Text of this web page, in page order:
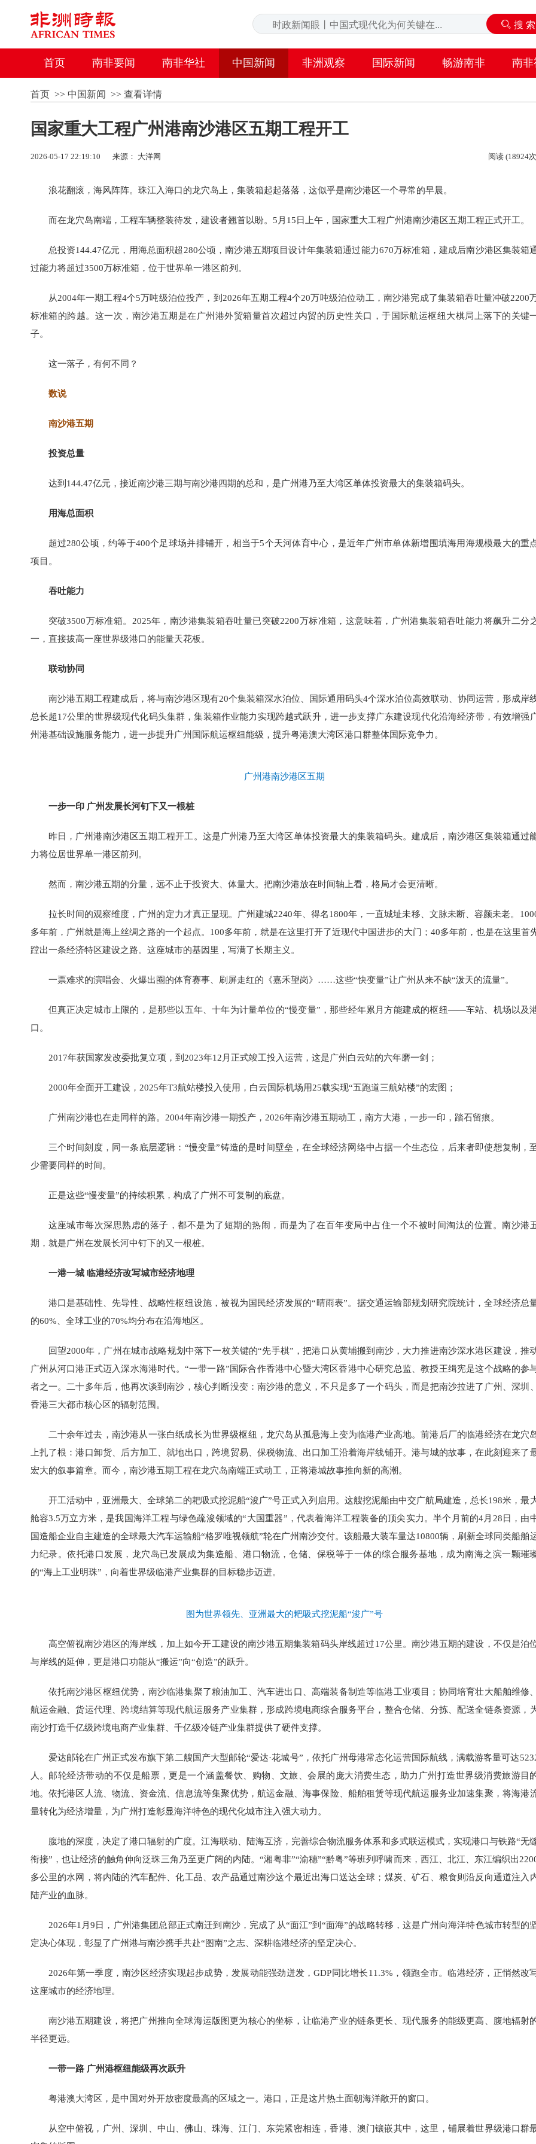
首页 南非要闻 南非华社 中国新闻 非洲观察 国际新闻 畅游南非 南非
首页>> 中国新闻 >> 查看详情
国家重大工程广州港南沙港区五期工程开工
2026-05-17 22:19:10 来源： 大洋网 阅读 (18924
浪花翻滚，海风阵阵。珠江入海口的龙穴岛上，集装箱起起落落，这似乎是南沙港区一个寻常的早晨。
而在龙穴岛南端，工程车辆整装待发，建设者翘首以盼。5月15日上午，国家重大工程广州港南沙港区五期工程正式开工。
总投资144.47亿元，用海总面积超280公顷，南沙港五期项目设计年集装箱通过能力670万标准箱，建成后南沙港区集装箱
过能力将超过3500万标准箱，位于世界单一港区前列。
从2004年一期工程4个5万吨级泊位投产，到2026年五期工程4个20万吨级泊位动工，南沙港完成了集装箱吞吐量冲破2200
标准箱的跨越。这一次，南沙港五期是在广州港外贸箱量首次超过内贸的历史性关口，于国际航运枢纽大棋局上落下的关键
子。
这一落子，有何不同？
数说
南沙港五期
投资总量
达到144.47亿元，接近南沙港三期与南沙港四期的总和，是广州港乃至大湾区单体投资最大的集装箱码头。
用海总面积
超过280公顷，约等于400个足球场并排铺开，相当于5个天河体育中心，是近年广州市单体新增围填海用海规模最大的重
项目。
吞吐能力
突破3500万标准箱。2025年，南沙港集装箱吞吐量已突破2200万标准箱，这意味着，广州港集装箱吞吐能力将飙升二分
一，直接拔高一座世界级港口的能量天花板。
联动协同
南沙港五期工程建成后，将与南沙港区现有20个集装箱深水泊位、国际通用码头4个深水泊位高效联动、协同运营，形成岸
总长超17公里的世界级现代化码头集群，集装箱作业能力实现跨越式跃升，进一步支撑广东建设现代化沿海经济带，有效增强
州港基础设施服务能力，进一步提升广州国际航运枢纽能级，提升粤港澳大湾区港口群整体国际竞争力。
广州港南沙港区五期
一步一印 广州发展长河钉下又一根桩
昨日，广州港南沙港区五期工程开工。这是广州港乃至大湾区单体投资最大的集装箱码头。建成后，南沙港区集装箱通过
力将位居世界单一港区前列。
然而，南沙港五期的分量，远不止于投资大、体量大。把南沙港放在时间轴上看，格局才会更清晰。
拉长时间的观察维度，广州的定力才真正显现。广州建城2240年、得名1800年，一直城址未移、文脉未断、容颜未老。
多年前，广州就是海上丝绸之路的一个起点。100多年前，就是在这里打开了近现代中国进步的大门；40多年前，也是在这里首
蹚出一条经济特区建设之路。这座城市的基因里，写满了长期主义。
一票难求的演唱会、火爆出圈的体育赛事、刷屏走红的《嘉禾望岗》……这些“快变量”让广州从来不缺“泼天的流量”。
但真正决定城市上限的，是那些以五年、十年为计量单位的“慢变量”，那些经年累月方能建成的枢纽——车站、机场以及
口。
2017年获国家发改委批复立项，到2023年12月正式竣工投入运营，这是广州白云站的六年磨一剑；
2000年全面开工建设，2025年T3航站楼投入使用，白云国际机场用25载实现“五跑道三航站楼”的宏图；
广州南沙港也在走同样的路。2004年南沙港一期投产，2026年南沙港五期动工，南方大港，一步一印，踏石留痕。
三个时间刻度，同一条底层逻辑：“慢变量”铸造的是时间壁垒，在全球经济网络中占据一个生态位，后来者即使想复制，
少需要同样的时间。
正是这些“慢变量”的持续积累，构成了广州不可复制的底盘。
这座城市每次深思熟虑的落子，都不是为了短期的热闹，而是为了在百年变局中占住一个不被时间淘汰的位置。南沙港
期，就是广州在发展长河中钉下的又一根桩。
一港一城 临港经济改写城市经济地理
港口是基础性、先导性、战略性枢纽设施，被视为国民经济发展的“晴雨表”。据交通运输部规划研究院统计，全球经济总
的60%、全球工业的70%均分布在沿海地区。
回望2000年，广州在城市战略规划中落下一枚关键的“先手棋”，把港口从黄埔搬到南沙，大力推进南沙深水港区建设，推
广州从河口港正式迈入深水海港时代。“一带一路”国际合作香港中心暨大湾区香港中心研究总监、教授王缉宪是这个战略的参
者之一。二十多年后，他再次谈到南沙，核心判断没变：南沙港的意义，不只是多了一个码头，而是把南沙拉进了广州、深圳、
香港三大都市核心区的辐射范围。
二十余年过去，南沙港从一张白纸成长为世界级枢纽，龙穴岛从孤悬海上变为临港产业高地。前港后厂的临港经济在龙穴
上扎了根：港口卸货、后方加工、就地出口，跨境贸易、保税物流、出口加工沿着海岸线铺开。港与城的故事，在此刻迎来了
宏大的叙事篇章。而今，南沙港五期工程在龙穴岛南端正式动工，正将港城故事推向新的高潮。
开工活动中，亚洲最大、全球第二的耙吸式挖泥船“浚广”号正式入列启用。这艘挖泥船由中交广航局建造，总长198米，最
舱容3.5万立方米，是我国海洋工程与绿色疏浚领域的“大国重器”，代表着海洋工程装备的顶尖实力。半个月前的4月28日，由
国造船企业自主建造的全球最大汽车运输船“格罗唯视领航”轮在广州南沙交付。该船最大装车量达10800辆，刷新全球同类船舶
力纪录。依托港口发展，龙穴岛已发展成为集造船、港口物流，仓储、保税等于一体的综合服务基地，成为南海之滨一颗璀
的“海上工业明珠”，向着世界级临港产业集群的目标稳步迈进。
图为世界领先、亚洲最大的耙吸式挖泥船“浚广”号
高空俯视南沙港区的海岸线，加上如今开工建设的南沙港五期集装箱码头岸线超过17公里。南沙港五期的建设，不仅是泊
与岸线的延伸，更是港口功能从“搬运”向“创造”的跃升。
依托南沙港区枢纽优势，南沙临港集聚了粮油加工、汽车进出口、高端装备制造等临港工业项目；协同培育壮大船舶维修、
航运金融、货运代理、跨境结算等现代航运服务产业集群，形成跨境电商综合服务平台，整合仓储、分拣、配送全链条资源，
南沙打造千亿级跨境电商产业集群、千亿级冷链产业集群提供了硬件支撑。
爱达邮轮在广州正式发布旗下第二艘国产大型邮轮“爱达·花城号”，依托广州母港常态化运营国际航线，满载游客量可达
人。邮轮经济带动的不仅是船票，更是一个涵盖餐饮、购物、文旅、会展的庞大消费生态，助力广州打造世界级消费旅游目
地。依托港区人流、物流、资金流、信息流等集聚优势，航运金融、海事保险、船舶租赁等现代航运服务业加速集聚，将海港
量转化为经济增量，为广州打造彰显海洋特色的现代化城市注入强大动力。
腹地的深度，决定了港口辐射的广度。江海联动、陆海互济，完善综合物流服务体系和多式联运模式，实现港口与铁路“无
衔接”，也让经济的触角伸向泛珠三角乃至更广阔的内陆。“湘粤非”“渝穗”“黔粤”等班列呼啸而来，西江、北江、东江编织出
多公里的水网，将内陆的汽车配件、化工品、农产品通过南沙这个最近出海口送达全球；煤炭、矿石、粮食则沿反向通道注入
陆产业的血脉。
2026年1月9日，广州港集团总部正式南迁到南沙，完成了从“面江”到“面海”的战略转移，这是广州向海洋特色城市转型的
定决心体现，彰显了广州港与南沙携手共赴“图南”之志、深耕临港经济的坚定决心。
2026年第一季度，南沙区经济实现起步成势，发展动能强劲迸发，GDP同比增长11.3%，领跑全市。临港经济，正悄然改
这座城市的经济地理。
南沙港五期建设，将把广州推向全球海运版图更为核心的坐标，让临港产业的链条更长、现代服务的能级更高、腹地辐射
半径更远。
一带一路 广州港枢纽能级再次跃升
粤港澳大湾区，是中国对外开放密度最高的区域之一。港口，正是这片热土面朝海洋敞开的窗口。
从空中俯视，广州、深圳、中山、佛山、珠海、江门、东莞紧密相连，香港、澳门镶嵌其中，这里，铺展着世界级港口群